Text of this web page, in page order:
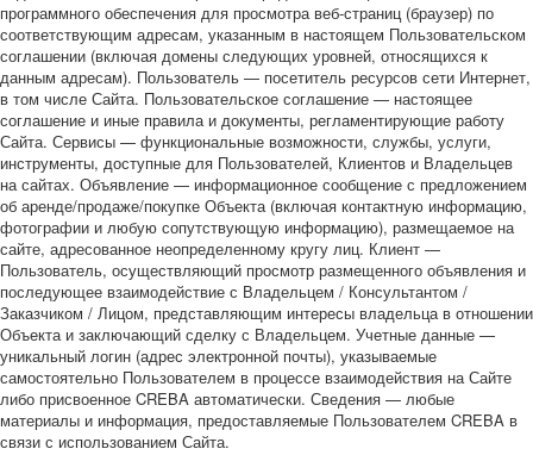
программного обеспечения для просмотра веб-страниц (браузер) по
соответствующим адресам, указанным в настоящем Пользовательском
соглашении (включая домены следующих уровней, относящихся к
данным адресам). Пользователь — посетитель ресурсов сети Интернет,
в том числе Сайта. Пользовательское соглашение — настоящее
соглашение и иные правила и документы, регламентирующие работу
Сайта. Сервисы — функциональные возможности, службы, услуги,
инструменты, доступные для Пользователей, Клиентов и Владельцев
на сайтах. Объявление — информационное сообщение с предложением
об аренде/продаже/покупке Объекта (включая контактную информацию,
фотографии и любую сопутствующую информацию), размещаемое на
сайте, адресованное неопределенному кругу лиц. Клиент —
Пользователь, осуществляющий просмотр размещенного объявления и
последующее взаимодействие с Владельцем / Консультантом /
Заказчиком / Лицом, представляющим интересы владельца в отношении
Объекта и заключающий сделку с Владельцем. Учетные данные —
уникальный логин (адрес электронной почты), указываемые
самостоятельно Пользователем в процессе взаимодействия на Сайте
либо присвоенное CREBA автоматически. Сведения — любые
материалы и информация, предоставляемые Пользователем CREBA в
связи с использованием Сайта.